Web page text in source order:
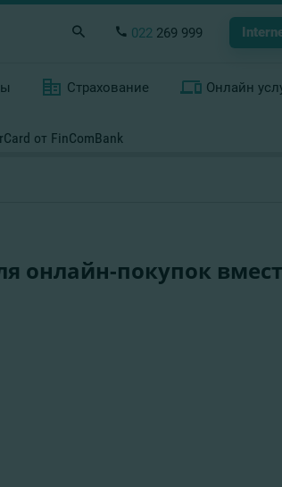
022 269 999
Страхование Онлайн
от FinComBank
онлайн-покупок